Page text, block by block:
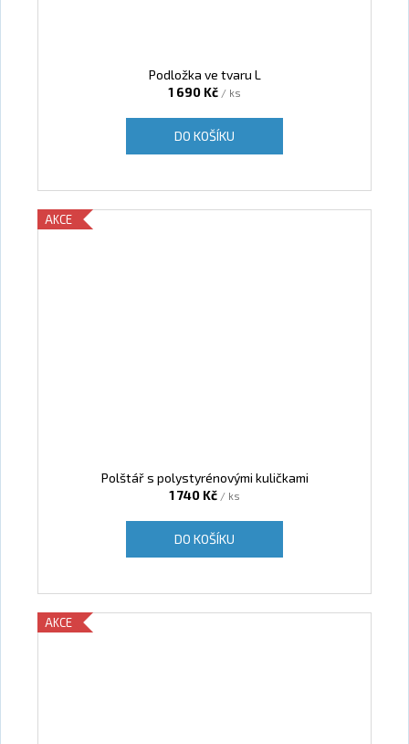
Podložka ve tvaru L
1 690 Kč / ks
DO KOŠÍKU
AKCE
Polštář s polystyrénovými kuličkami
1 740 Kč / ks
DO KOŠÍKU
AKCE